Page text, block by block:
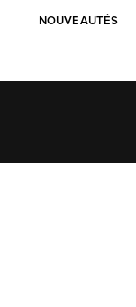
NOUVEAUTÉS